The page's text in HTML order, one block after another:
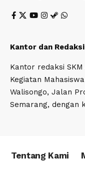
Kantor dan Redaksi
Kantor redaksi
Kegiatan
Walisongo, Jalan
Semarang, dengan
Tentang Kami